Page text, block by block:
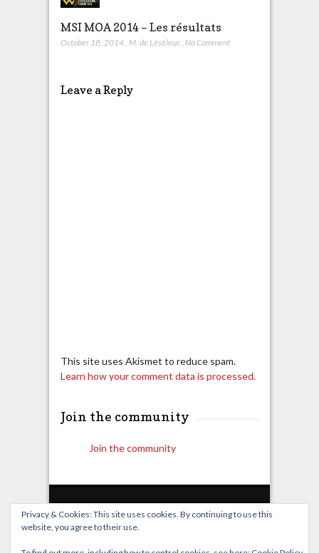
MSI MOA 2014 – Les résultats
October 18, 2014 M. de Léséleuc No Comment
Leave a Reply
This site uses Akismet to reduce spam.
Learn how your comment data is processed.
Join the community
Join the community
Home Live Broadcast
Privacy & Cookies: This site uses cookies. By continuing to use this
website, you agree to their use.